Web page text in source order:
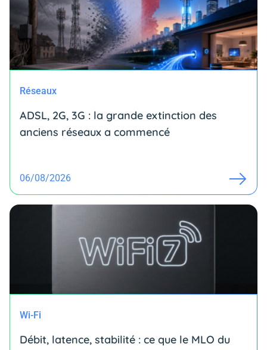
Réseaux
ADSL, 2G, 3G : la grande extinction des
anciens réseaux a commencé
06/08/2026
Wi-Fi
Débit, latence, stabilité : ce que le MLO du